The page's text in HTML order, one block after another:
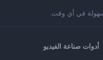
في أي وقت.
أدوات صناعة الفيديو